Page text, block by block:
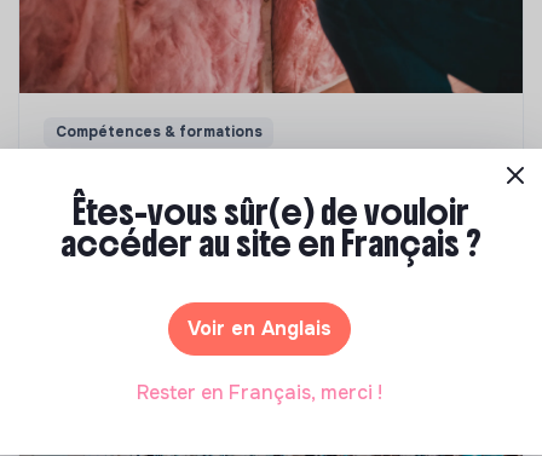
Compétences & formations
énergétique des bâtiments
Marianne Roussel•21 janvier 2025
Êtes-vous sûr(e) de vouloir
accéder au site en Français ?
Voir en Anglais
Rester en Français, merci !